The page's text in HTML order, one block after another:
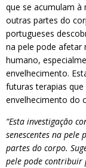
que se acumulam à
outras partes do
portugueses
na pele pode
humano,
envelhecimento.
futuras terapias
envelhecimento do
“Esta investigação
senescentes na pele
partes do corpo.
pele pode contribuir